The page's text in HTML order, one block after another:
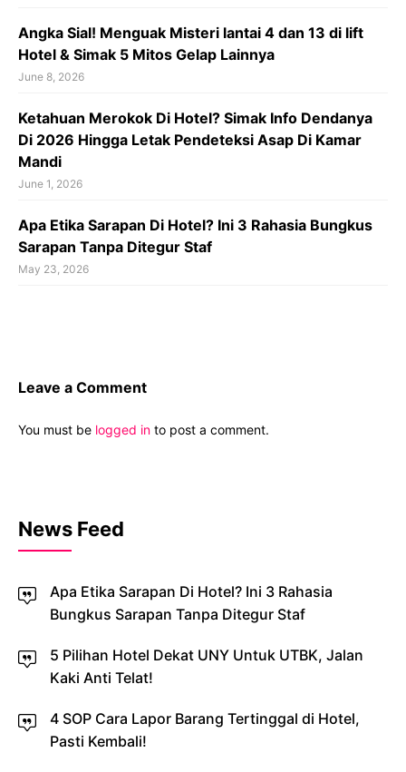
Angka Sial! Menguak Misteri lantai 4 dan 13 di lift
Hotel & Simak 5 Mitos Gelap Lainnya
June 8, 2026
Ketahuan Merokok Di Hotel? Simak Info Dendanya
Di 2026 Hingga Letak Pendeteksi Asap Di Kamar
Mandi
June 1, 2026
Apa Etika Sarapan Di Hotel? Ini 3 Rahasia Bungkus
Sarapan Tanpa Ditegur Staf
May 23, 2026
Leave a Comment
You must be logged in to post a comment.
News Feed
Apa Etika Sarapan Di Hotel? Ini 3 Rahasia
Bungkus Sarapan Tanpa Ditegur Staf
5 Pilihan Hotel Dekat UNY Untuk UTBK, Jalan
Kaki Anti Telat!
4 SOP Cara Lapor Barang Tertinggal di Hotel,
Pasti Kembali!